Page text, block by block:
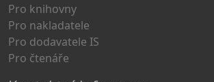
Pro knihovny
Pro nakladatele
Pro dodavatele IS
Pro čtenáře